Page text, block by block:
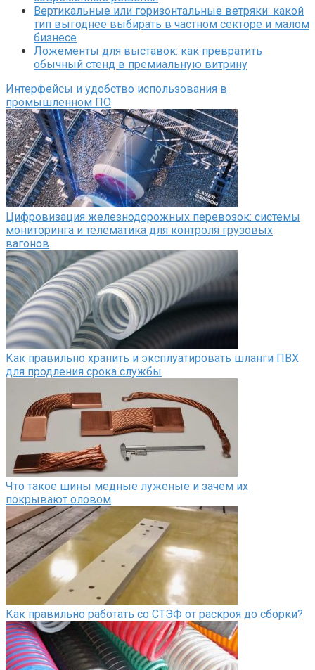
Вертикальные или горизонтальные ветряки: какой
тип выгоднее выбирать в частном секторе и малом
бизнесе
Ложементы для выставок: как превратить
обычный стенд в премиальную витрину
Интерфейсы и удобство использования в
промышленном ПО
Цифровизация железнодорожных перевозок: системы
мониторинга и телематика для контроля грузовых
вагонов
Как правильно хранить и эксплуатировать шланги ПВХ
для продления срока службы
Что такое шины медные луженые и зачем их
покрывают оловом
Как правильно работать со СТЭФ от раскроя до сборки?